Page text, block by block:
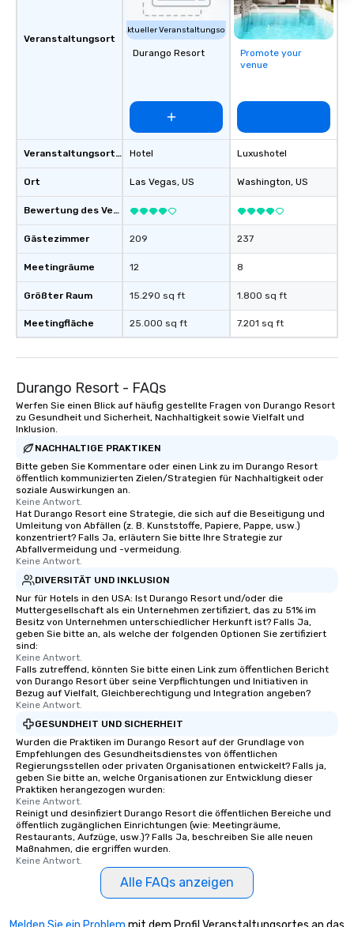
Veranstaltungsort
Veranstaltungsortstyp
Ort
Bewertung des Veranstaltungsortes
Gästezimmer
Meetingräume
Größter Raum
Meetingfläche
Aktueller Veranstaltungsort
Durango Resort
Hotel
Las Vegas, US
209
12
15.290 sq ft
25.000 sq ft
Promote your
venue
Luxushotel
Washington, US
237
8
1.800 sq ft
7.201 sq ft
Durango Resort - FAQs
Werfen Sie einen Blick auf häufig gestellte Fragen von Durango Resort
zu Gesundheit und Sicherheit, Nachhaltigkeit sowie Vielfalt und
Inklusion.
NACHHALTIGE PRAKTIKEN
Bitte geben Sie Kommentare oder einen Link zu im Durango Resort
öffentlich kommunizierten Zielen/Strategien für Nachhaltigkeit oder
soziale Auswirkungen an.
Keine Antwort.
Hat Durango Resort eine Strategie, die sich auf die Beseitigung und
Umleitung von Abfällen (z. B. Kunststoffe, Papiere, Pappe, usw.)
konzentriert? Falls Ja, erläutern Sie bitte Ihre Strategie zur
Abfallvermeidung und -vermeidung.
Keine Antwort.
DIVERSITÄT UND INKLUSION
Nur für Hotels in den USA: Ist Durango Resort und/oder die
Muttergesellschaft als ein Unternehmen zertifiziert, das zu 51% im
Besitz von Unternehmen unterschiedlicher Herkunft ist? Falls Ja,
geben Sie bitte an, als welche der folgenden Optionen Sie zertifiziert
sind:
Keine Antwort.
Falls zutreffend, könnten Sie bitte einen Link zum öffentlichen Bericht
von Durango Resort über seine Verpflichtungen und Initiativen in
Bezug auf Vielfalt, Gleichberechtigung und Integration angeben?
Keine Antwort.
GESUNDHEIT UND SICHERHEIT
Wurden die Praktiken im Durango Resort auf der Grundlage von
Empfehlungen des Gesundheitsdienstes von öffentlichen
Regierungsstellen oder privaten Organisationen entwickelt? Falls ja,
geben Sie bitte an, welche Organisationen zur Entwicklung dieser
Praktiken herangezogen wurden:
Keine Antwort.
Reinigt und desinfiziert Durango Resort die öffentlichen Bereiche und
öffentlich zugänglichen Einrichtungen (wie: Meetingräume,
Restaurants, Aufzüge, usw.)? Falls Ja, beschreiben Sie alle neuen
Maßnahmen, die ergriffen wurden.
Keine Antwort.
Alle FAQs anzeigen